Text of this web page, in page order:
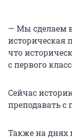
— Мы сделаем
историческая
что
с первого
Сейчас
преподавать с
Также на днях